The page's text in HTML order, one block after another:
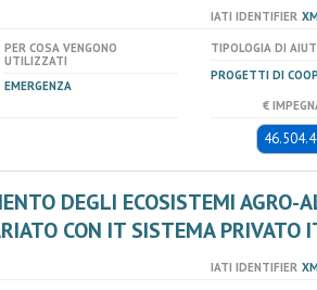
IATI IDENTIFIER
PER COSA VENGONO
UTILIZZATI
EMERGENZA
TIPOLOGIA DI
PROGETTI DI
€
DEGLI ECOSISTEMI AGRO-
CON IT SISTEMA PRIVATO
IATI IDENTIFIER